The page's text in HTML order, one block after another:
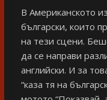
В Американското
български, които
на тези сцени.
да се направи
английски. И за
“каза тя на